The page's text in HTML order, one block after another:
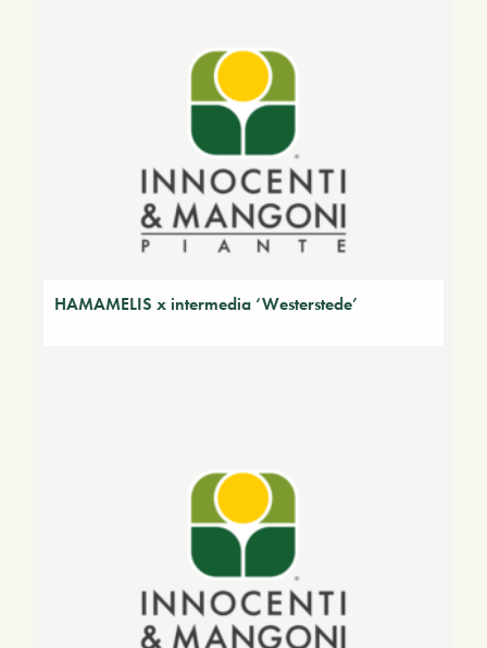
HAMAMELIS x intermedia ‘Westerstede’